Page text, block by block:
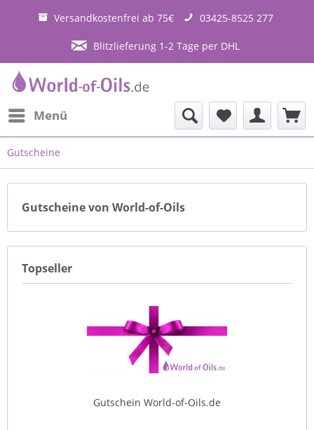
Versandkostenfrei ab 75€ 03425-8525 277
Blitzlieferung 1-2 Tage per DHL
Menü
Gutscheine
Gutscheine von World-of-Oils
Topseller
Gutschein World-of-Oils.de